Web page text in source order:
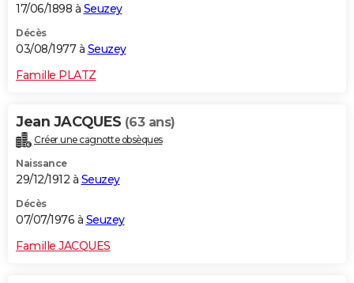
17/06/1898 à Seuzey
Décès
03/08/1977 à Seuzey
Famille PLATZ
Jean JACQUES (63 ans)
Créer une cagnotte obsèques
Naissance
29/12/1912 à Seuzey
Décès
07/07/1976 à Seuzey
Famille JACQUES